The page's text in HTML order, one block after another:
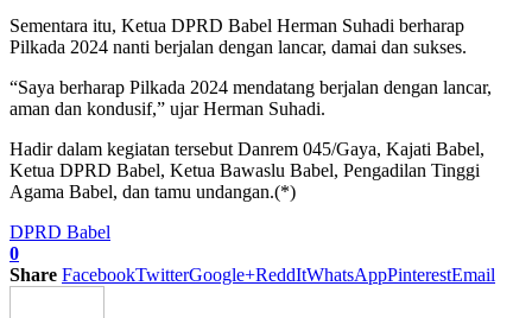
Sementara itu, Ketua DPRD Babel Herman Suhadi berharap
Pilkada 2024 nanti berjalan dengan lancar, damai dan sukses.
“Saya berharap Pilkada 2024 mendatang berjalan dengan lancar,
aman dan kondusif,” ujar Herman Suhadi.
Hadir dalam kegiatan tersebut Danrem 045/Gaya, Kajati Babel,
Ketua DPRD Babel, Ketua Bawaslu Babel, Pengadilan Tinggi
Agama Babel, dan tamu undangan.(*)
DPRD Babel
0
Share FacebookTwitterGoogle+ReddItWhatsAppPinterestEmail